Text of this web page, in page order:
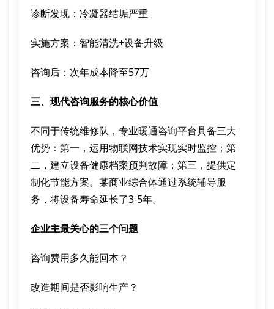
诊断发现：冷凝器结垢严重
实施方案：智能清洗+设备升级
咨询后：次年成本降至57万
三、现代咨询服务的核心价值
不同于传统维修队，专业暖通咨询平台具备三大
优势：第一，运用物联网技术实现实时监控；第
二，建立设备健康档案预判故障；第三，提供定
制化节能方案。某商业综合体通过系统辅导服
务，将设备寿命延长了3-5年。
企业主最关心的三个问题
咨询费用多久能回本？
改造期间是否影响生产？